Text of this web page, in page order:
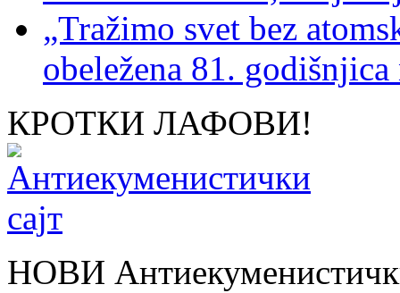
„Tražimo svet bez
obeležena 81. godišnjica
КРОТКИ ЛАФОВИ!
НОВИ